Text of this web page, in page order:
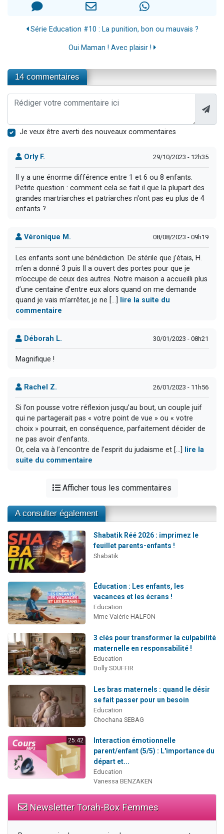
Série Education #10 : La punition, bon ou mauvais ?
Oui Maman ! Avec plaisir !
14 commentaires
Je veux être averti des nouveaux commentaires
Orly F. 29/10/2023 - 12h35
Il y a une énorme différence entre 1 et 6 ou 8 enfants.
Petite question : comment cela se fait il que la plupart des
grandes martriarches et patriarches n'ont pas eu plus de 4
enfants ?
Véronique M. 08/08/2023 - 09h19
Les enfants sont une bénédiction. De stérile que j’étais, H.
m’en a donné 3 puis Il a ouvert des portes pour que je
m’occupe de ceux des autres. Notre maison a accueilli plus
d’une centaine d’entre eux alors quand on me demande
quand je vais m’arrêter, je ne [...]
lire la suite du
commentaire
Déborah L. 30/01/2023 - 08h21
Magnifique !
Rachel Z. 26/01/2023 - 11h56
Si l’on pousse votre réflexion jusqu’au bout, un couple juif
qui ne partagerait pas « votre point de vue » ou « votre
choix » pourrait, en conséquence, parfaitement décider de
ne pas avoir d’enfants.
Or, cela va à l’encontre de l’esprit du judaisme et [...]
lire la
suite du commentaire
Afficher tous les commentaires
A consulter également
Shabatik Réé 2026 : imprimez le
feuillet parents-enfants !
Shabatik
Éducation : Les enfants, les
vacances et les écrans !
Education
Mme Valérie HALFON
3 clés pour transformer la culpabilité
maternelle en responsabilité !
Education
Dolly SOUFFIR
Les bras maternels : quand le désir
se fait passer pour un besoin
Education
Chochana SEBAG
25:42
Interaction émotionnelle
parent/enfant (5/5) : L'importance du
départ et...
Education
Vanessa BENZAKEN
Newsletter Torah-Box Femmes